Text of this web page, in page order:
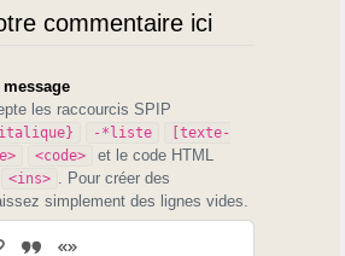
commentaire ici
les raccourcis SPIP
-*liste
[texte-
<code> et le code HTML
<ins>
. Pour créer des
simplement des lignes vides.